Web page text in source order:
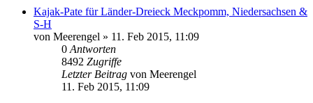
Kajak-Pate für Länder-Dreieck Meckpomm, Niedersachsen &
S-H
von Meerengel » 11. Feb 2015, 11:09
0 Antworten
8492 Zugriffe
Letzter Beitrag von Meerengel
11. Feb 2015, 11:09